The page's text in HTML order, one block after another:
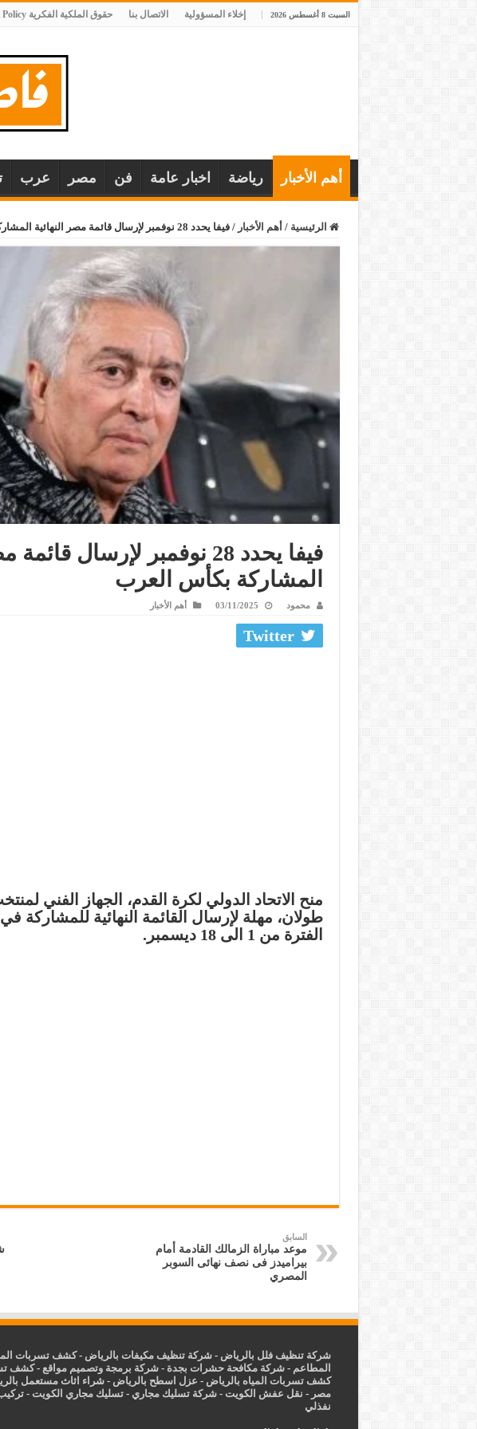
السبت 8 أغسطس 2026 إخلاء المسؤولية الاتصال بنا حقوق الملكية الفكرية DMCA Policy
أهم الأخبار رياضة اخبار عامة فن مصر عرب
الرئيسية / أهم الأخبار / فيفا يحدد 28 نوفمبر لإرسال قائمة مصر النهائية المشاركة بكأس العرب
فيفا يحدد 28 نوفمبر لإرسال
المشاركة بكأس العرب
محمود 03/11/2025 أهم الأخبار
Twitter
منح الاتحاد الدولي لكرة القدم، الجهاز الفني
طولان، مهلة لإرسال القائمة النهائية
الفترة من 1 الى 18 ديسمبر.
السابق
موعد مباراة الزمالك القادمة أمام
بيراميدز فى نصف نهائى السوبر
المصري
شركة تنظيف فلل بالرياض -شركة تنظيف مكيفات بالرياض -كشف تسربات
المطاعم -شركة مكافحة حشرات بجدة -شركة برمجة وتصميم مواقع -كشف
كشف تسربات المياه بالرياض - عزل اسطح بالرياض -شراء اثاث مستعمل
مصر - نقل عفش الكويت -شركة تسليك مجاري -تسليك مجاري الكويت -
نفذلي